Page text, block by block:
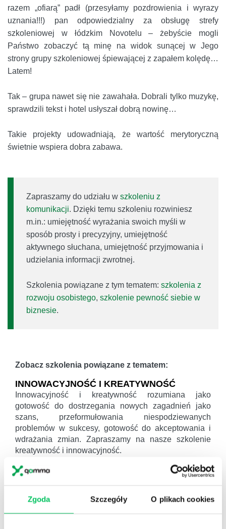
Zgoda Szczegóły O plikach cookies
razem „ofiarą” padł (przesyłamy pozdrowienia i wyrazy
uznania!!!) pan odpowiedzialny za obsługę strefy
szkoleniowej w łódzkim Novotelu – żebyście mogli
Państwo zobaczyć tą minę na widok sunącej w Jego
strony grupy szkoleniowej śpiewającej z zapałem kolędę…
Latem!
Tak – grupa nawet się nie zawahała. Dobrali tylko muzykę,
sprawdzili tekst i hotel usłyszał dobrą nowinę…
Takie projekty udowadniają, że wartość merytoryczną
świetnie wspiera dobra zabawa.
Zapraszamy do udziału w szkoleniu z
komunikacji. Dzięki temu szkoleniu rozwiniesz
m.in.: umiejętność wyrażania swoich myśli w
sposób prosty i precyzyjny, umiejętność
aktywnego słuchana, umiejętność przyjmowania i
udzielania informacji zwrotnej.
Szkolenia powiązane z tym tematem: szkolenia z
rozwoju osobistego, szkolenie pewność siebie w
biznesie.
Zobacz szkolenia powiązane z tematem:
INNOWACYJNOŚĆ I KREATYWNOŚĆ
Innowacyjność i kreatywność rozumiana jako
gotowość do dostrzegania nowych zagadnień jako
szans, przeformułowania niespodziewanych
problemów w sukcesy, gotowość do akceptowania i
wdrażania zmian. Zapraszamy na nasze szkolenie
kreatywność i innowacyjność.
EFEKTYWNA KOMUNIKACJA -
PRAKTYCZNY WARSZTAT KOMUNIKACJI
BIZNESOWYCH
Komunikacja to kompetencja fundamentalna – leży u